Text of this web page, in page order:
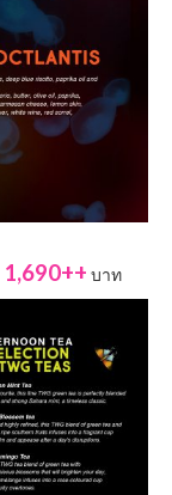
1,690++ บาท